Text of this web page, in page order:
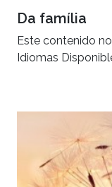
Da família
Este contenido
Idiomas